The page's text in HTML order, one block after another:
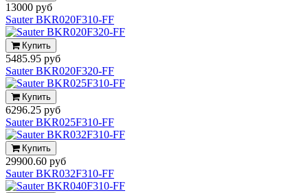
13000 руб
Sauter BKR020F310-FF
Купить
5485.95 руб
Sauter BKR020F320-FF
Купить
6296.25 руб
Sauter BKR025F310-FF
Купить
29900.60 руб
Sauter BKR032F310-FF